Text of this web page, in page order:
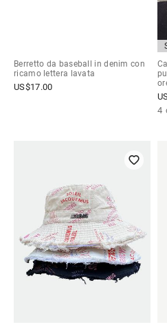
Berretto da baseball in denim con
ricamo lettera lavata
US$17.00
4